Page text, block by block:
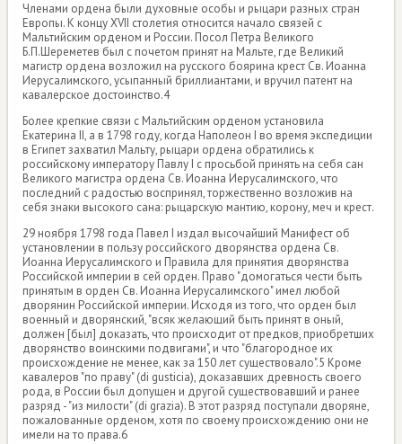
Членами ордена были духовные особы и рыцари разных стран
Европы. К концу XVII столетия относится начало связей с
Мальтийским орденом и России. Посол Петра Великого
Б.П.Шереметев был с почетом принят на Мальте, где Великий
магистр ордена возложил на русского боярина крест Св. Иоанна
Иерусалимского, усыпанный бриллиантами, и вручил патент на
кавалерское достоинство.4
Более крепкие связи с Мальтийским орденом установила
Екатерина II, а в 1798 году, когда Наполеон I во время экспедиции
в Египет захватил Мальту, рыцари ордена обратились к
российскому императору Павлу I с просьбой принять на себя сан
Великого магистра ордена Св. Иоанна Иерусалимского, что
последний с радостью воспринял, торжественно возложив на
себя знаки высокого сана: рыцарскую мантию, корону, меч и крест.
29 ноября 1798 года Павел I издал высочайший Манифест об
установлении в пользу российского дворянства ордена Св.
Иоанна Иерусалимского и Правила для принятия дворянства
Российской империи в сей орден. Право "домогаться чести быть
принятым в орден Св. Иоанна Иерусалимского" имел любой
дворянин Российской империи. Исходя из того, что орден был
военный и дворянский, "всяк желающий быть принят в оный,
должен [был] доказать, что происходит от предков, приобретших
дворянство воинскими подвигами", и что "благородное их
происхождение не менее, как за 150 лет существовало".5 Кроме
кавалеров "по праву" (di gusticia), доказавших древность своего
рода, в России был допущен и другой существовавший и ранее
разряд - "из милости" (di grazia). В этот разряд поступали дворяне,
пожалованные орденом, хотя по своему происхождению они не
имели на то права.6